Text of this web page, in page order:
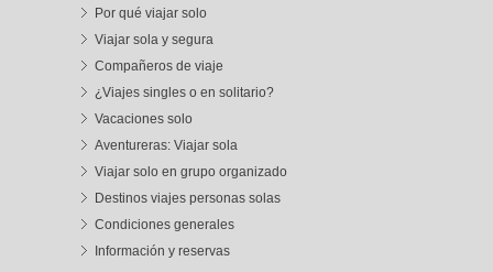
Por qué viajar solo
Viajar sola y segura
Compañeros de viaje
¿Viajes singles o en solitario?
Vacaciones solo
Aventureras: Viajar sola
Viajar solo en grupo organizado
Destinos viajes personas solas
Condiciones generales
Información y reservas